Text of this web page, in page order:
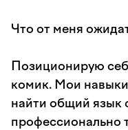
Что от меня
Позиционирую
комик. Мои
найти общий язык
профессионально